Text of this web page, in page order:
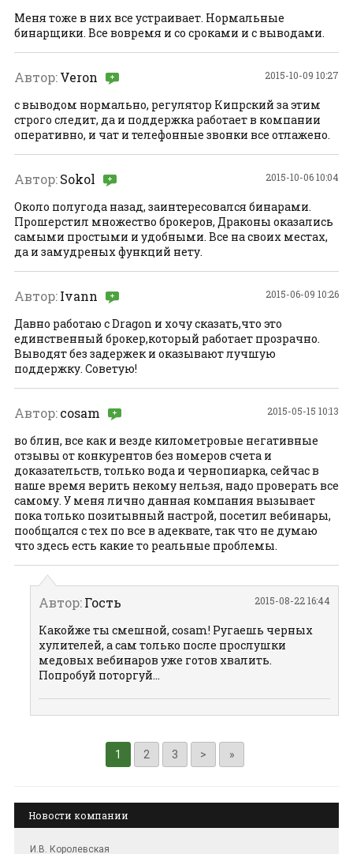
Меня тоже в них все устраивает. Нормальные
бинарщики. Все вовремя и со сроками и с выводами.
2015-10-09 10:27
Автор:Veron
с выводом нормально, регулятор Кипрский за этим
строго следит, да и поддержка работает в компании
оперативно, и чат и телефонные звонки все отлажено.
2015-10-06 10:04
Автор:Sokol
Около полугода назад, заинтересовался бинарами.
Прошерстил множество брокеров, Драконы оказались
самыми простыми и удобными. Все на своих местах,
да и замудреных функций нету.
2015-06-09 10:26
Автор:Ivann
Давно работаю с Dragon и хочу сказать,что это
единственный брокер,который работает прозрачно.
Выводят без задержек и оказывают лучшую
поддержку. Советую!
2015-05-15 10:13
Автор:cosam
во блин, все как и везде километровые негативные
отзывы от конкурентов без номеров счета и
доказательств, только вода и чернопиарка, сейчас в
наше время верить некому нельзя, надо проверать все
самому. У меня лично данная компания вызывает
пока только позитывный настрой, посетил вебинары,
пообщался с тех по все в адеквате, так что не думаю
что здесь есть какие то реальные проблемы.
2015-08-22 16:44
Автор:Гость
Какойже ты смешной, cosam! Ругаешь черных
хулителей, а сам только после прослушки
медовых вебинаров уже готов хвалить.
Попробуй поторгуй...
1 2 3 > »
Новости компании
И.В. Королевская